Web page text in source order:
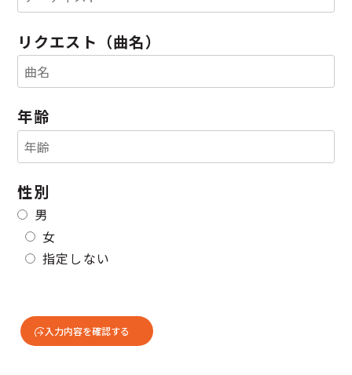
リクエスト（曲名）
年齢
性別
男
女
指定しない
入力内容を確認する